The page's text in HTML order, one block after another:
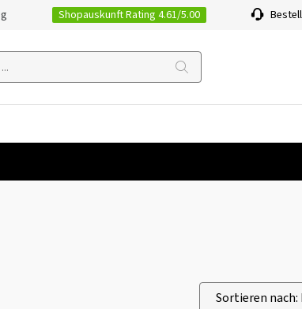
Shopauskunft Rating 4.61/5.00